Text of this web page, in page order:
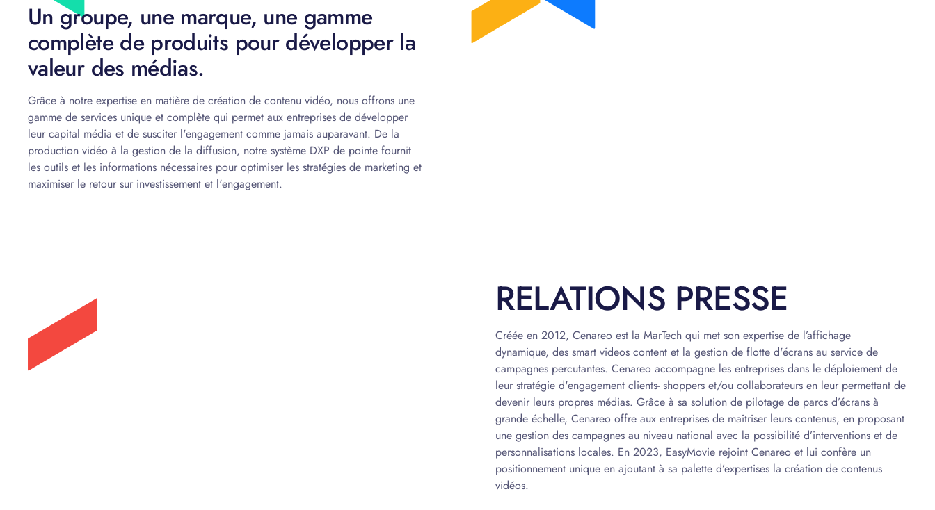
Un groupe, une marque, une gamme
complète de produits pour développer la
valeur des médias.
Grâce à notre expertise en matière de création de contenu vidéo, nous offrons une
gamme de services unique et complète qui permet aux entreprises de développer
leur capital média et de susciter l'engagement comme jamais auparavant. De la
production vidéo à la gestion de la diffusion, notre système DXP de pointe fournit
les outils et les informations nécessaires pour optimiser les stratégies de marketing et
maximiser le retour sur investissement et l'engagement.
RELATIONS PRESSE
Créée en 2012, Cenareo est la MarTech qui met son expertise de l’affichage
dynamique, des smart videos content et la gestion de flotte d'écrans au service de
campagnes percutantes. Cenareo accompagne les entreprises dans le déploiement de
leur stratégie d'engagement clients- shoppers et/ou collaborateurs en leur permettant de
devenir leurs propres médias. Grâce à sa solution de pilotage de parcs d’écrans à
grande échelle, Cenareo offre aux entreprises de maîtriser leurs contenus, en proposant
une gestion des campagnes au niveau national avec la possibilité d’interventions et de
personnalisations locales. En 2023, EasyMovie rejoint Cenareo et lui confère un
positionnement unique en ajoutant à sa palette d’expertises la création de contenus
vidéos.